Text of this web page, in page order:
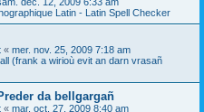
Latin - Latin Spell Checker
« mer. nov. 25, 2009 7:18 am
(frank a wirioù evit an darn vrasañ
da bellgargañ
« mar. oct. 27, 2009 8:40 am